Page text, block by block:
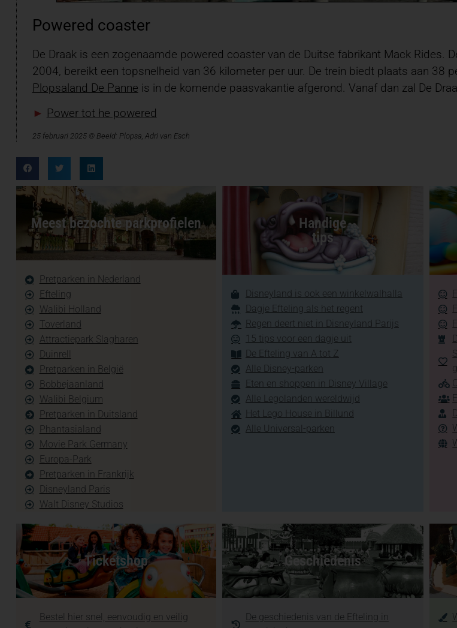
Powered coaster
De Draak is een zogenaamde powered coaster van de Duitse fabrikant Mack Rides.
2004, bereikt een topsnelheid van 36 kilometer per uur. De trein biedt plaats aan 38
Plopsaland De Panne is in de komende paasvakantie afgerond. Vanaf dan zal De
► Power tot he powered
25 februari 2025 © Beeld: Plopsa, Adri van Esch
Meest bezochte parkprofielen
Pretparken in Nederland
Efteling
Walibi Holland
Toverland
Attractiepark Slagharen
Duinrell
Pretparken in België
Bobbejaanland
Walibi Belgium
Pretparken in Duitsland
Phantasialand
Movie Park Germany
Europa-Park
Pretparken in Frankrijk
Disneyland Paris
Walt Disney Studios
Handige
tips
Disneyland is ook een winkelwalhalla
Dagje Efteling als het regent
Regen deert niet in Disneyland Parijs
15 tips voor een dagje uit
De Efteling van A tot Z
Alle Disney-parken
Eten en shoppen in Disney Village
Alle Legolanden wereldwijd
Het Lego House in Billund
Alle Universal-parken
Ticketshop
Bestel hier snel, eenvoudig en veilig
Geschiedenis
De geschiedenis van de Efteling in